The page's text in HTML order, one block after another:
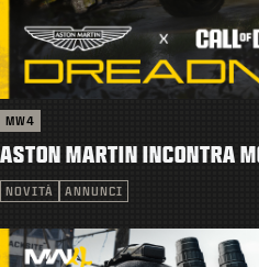
MW4
ASTON MARTIN INCONTRA
NOVITÀ ANNUNCI